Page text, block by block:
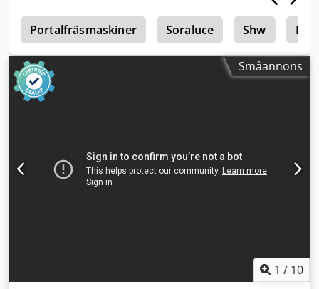
med CNC-styrsystem HEIDENHAIN TNC 426 B-axel bord
runt 360° Horisontellt - Vertikalt automatiskt svängbart
fräshuvud Diverse tillbehör
Portalfräsmaskiner Soraluce Shw Fpt
Småannons
1 / 10